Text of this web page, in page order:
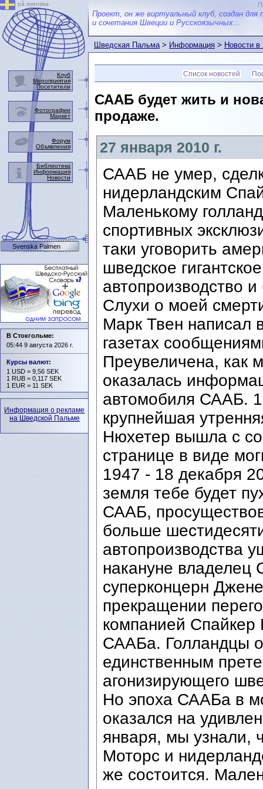
Проект, он же виртуальный клуб, создан для
и сочетания Швеции и Русскоязычных...
Шведская Пальма>Информация>Новости
Список новостей
СААБ будет жить и
продаже.
27 января 2010 г.
СААБ не умер,
нидерландским
Маленькому
спортивных
таки уговорить
шведское
автопроизводство
Слухи о моей
Марк Твен написал
газетах
Преувеличена, как
оказалась
автомобиля СААБ.
крупнейшая
Нюхетер вышла с
странице в виде
1947 - 18 декабря
земля тебе будет
СААБ,
больше
автопроизводства
накануне
суперконцерн
прекращении
компанией Спайкер
СААБа. Голландцы
единственным
агонизирующего
Но эпоха СААБа в
оказался на
января, мы узнали,
Моторс и
же состоится.
på svenska
Клуб
Мероприятия
Посетители
Фотографии
Маркет
Форум
Объявления
Библиотека
Информация
Новости
Svenska Palmen
В Стокгольме:
05:44 9 августа 2026 г.
Курсы валют:
1 USD = 9,56 SEK
1 RUB = 0,117 SEK
1 EUR = 11 SEK
Информация о рекламе
на Шведской Пальме